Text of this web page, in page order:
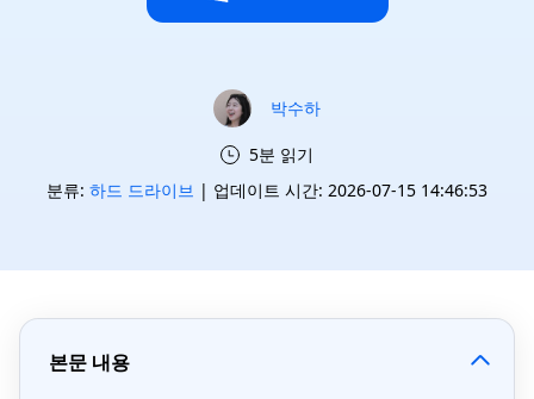
박수하
5분 읽기
분류: 하드 드라이브 | 업데이트 시간: 2026-07-15 14:46:53
본문 내용